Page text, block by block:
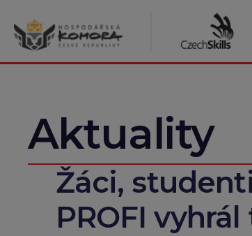
obsah
Aktuality
Žáci,
PROFI